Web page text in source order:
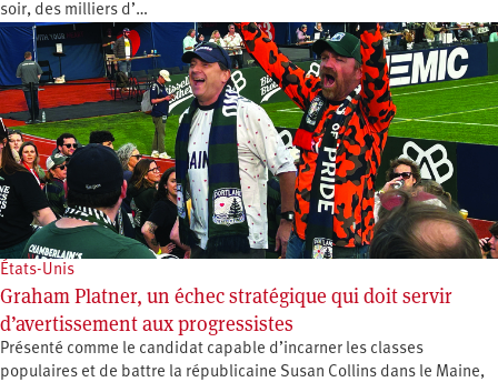
soir, des milliers d’…
États-Unis
Graham Platner, un échec stratégique qui doit servir
d’avertissement aux progressistes
Présenté comme le candidat capable d’incarner les classes
populaires et de battre la républicaine Susan Collins dans le Maine,